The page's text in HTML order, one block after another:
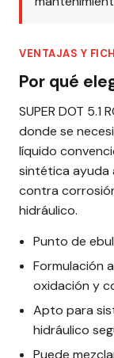
VENTAJAS Y
Por qué
SUPER DOT
donde se
líquido
sintética ayuda
contra
hidráulico.
Punto de
Formulación
oxidación y
Apto para
hidráulico
Puede